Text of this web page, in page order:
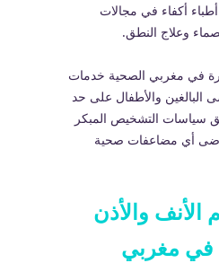
أكفاء في مجالات
وعلاج النطق.
في مغربي الصحية خدمات
والأطفال على حد
سياسات التشخيص المبكر
أي مضاعفات صحية
والأذن
في مغربي